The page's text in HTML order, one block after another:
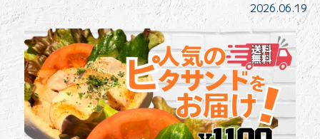
2026.06.19